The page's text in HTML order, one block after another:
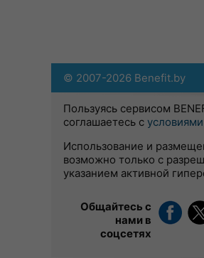
© 2007-2026 Benefit.by
Пользуясь сервисом
соглашаетесь с
Использование и
возможно только с
указанием активной
Общайтесь с
нами в
соцсетях